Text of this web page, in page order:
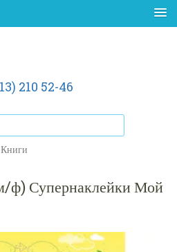
210 52-46
Книги
ф) Супернаклейки Мой